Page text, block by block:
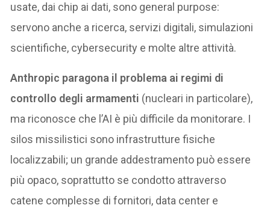
usate, dai chip ai dati, sono general purpose:
servono anche a ricerca, servizi digitali, simulazioni
scientifiche, cybersecurity e molte altre attività.
Anthropic paragona il problema ai regimi di
controllo degli armamenti (nucleari in particolare),
ma riconosce che l’AI è più difficile da monitorare. I
silos missilistici sono infrastrutture fisiche
localizzabili; un grande addestramento può essere
più opaco, soprattutto se condotto attraverso
catene complesse di fornitori, data center e